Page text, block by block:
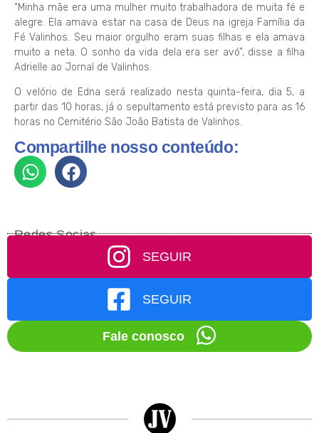
“Minha mãe era uma mulher muito trabalhadora de muita fé e
alegre. Ela amava estar na casa de Deus na igreja Família da
Fé Valinhos. Seu maior orgulho eram suas filhas e ela amava
muito a neta. O sonho da vida dela era ser avó”, disse a filha
Adrielle ao Jornal de Valinhos.
O velório de Edna será realizado nesta quinta-feira, dia 5, a
partir das 10 horas, já o sepultamento está previsto para as 16
horas no Cemitério São João Batista de Valinhos.
Compartilhe nosso conteúdo:
Redes Socias
SEGUIR
SEGUIR
Fale conosco